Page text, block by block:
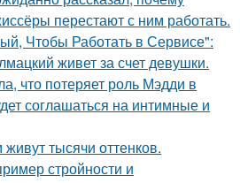
перестают с ним работать.
Чтобы Работать в Сервисе":
живет за счет девушки.
что потеряет роль Мэдди в
соглашаться на интимные и
тысячи оттенков.
стройности и